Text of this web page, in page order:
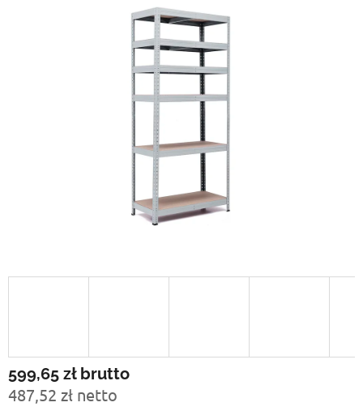
599,65 złbrutto
487,52 zł netto